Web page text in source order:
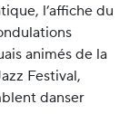
l’affiche du
animés de la
Festival,
danser